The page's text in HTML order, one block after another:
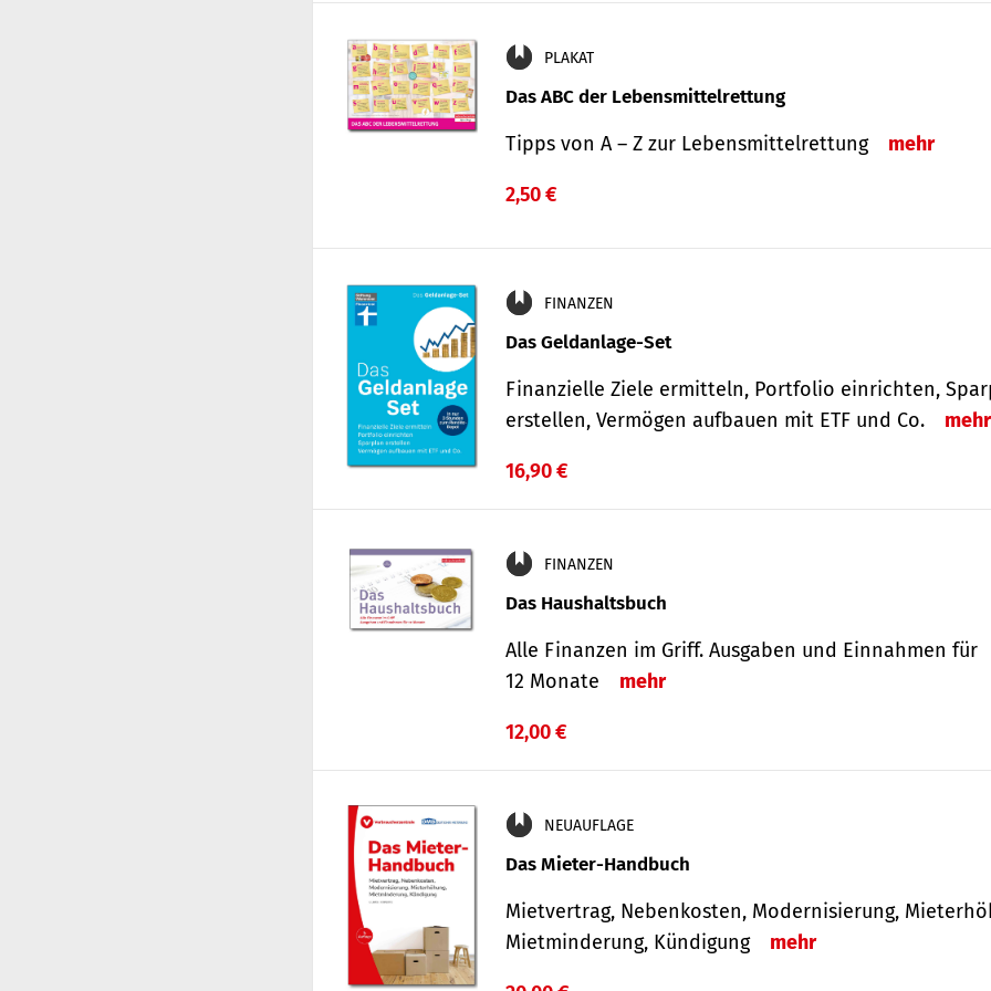
PLAKAT
Das ABC der Lebensmittelrettung
Tipps von A – Z zur Lebensmittelrettung mehr
2,50 €
FINANZEN
Das Geldanlage-Set
Finanzielle Ziele ermitteln, Portfolio einrichten,
erstellen, Vermögen aufbauen mit ETF und Co.
mehr
16,90 €
FINANZEN
Das Haushaltsbuch
Alle Finanzen im Griff. Aus­gaben und Ein­nahmen für
12 Monate
mehr
12,00 €
NEUAUFLAGE
Das Mieter-Handbuch
Mietvertrag, Nebenkosten, Modernisierung,
Mietminderung, Kündigung
mehr